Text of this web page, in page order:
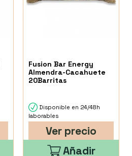
Fusion Bar Energy
Almendra-Cacahuete
20Barritas
Disponible en 24/48h
laborables
Ver precio
Añadir